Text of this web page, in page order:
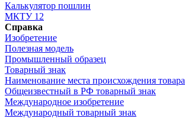
Калькулятор пошлин
МКТУ 12
Справка
Изобретение
Полезная модель
Промышленный образец
Товарный знак
Наименование места происхождения товара
Общеизвестный в РФ товарный знак
Международное изобретение
Международный товарный знак